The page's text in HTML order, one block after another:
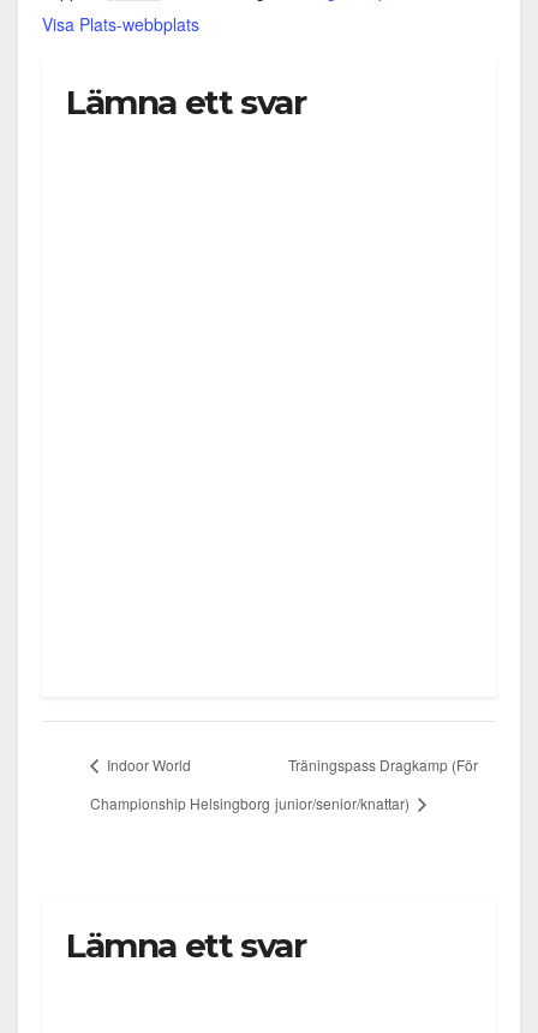
Visa Plats-webbplats
Lämna ett svar
Indoor World
Championship Helsingborg
Träningspass Dragkamp (För
junior/senior/knattar)
Lämna ett svar